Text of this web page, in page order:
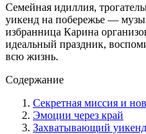
Семейная идиллия,
уикенд на побережье —
избранница Карина
идеальный праздник,
всю жизнь.
Содержание
Секретная миссия и
Эмоции через край
Захватывающий